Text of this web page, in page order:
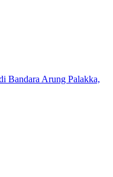
Bandara Arung Palakka,